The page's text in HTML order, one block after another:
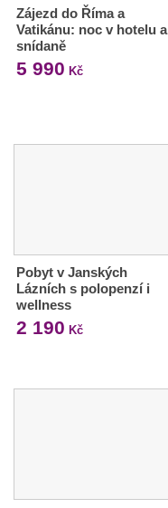
Zájezd do Říma a
Vatikánu: noc v hotelu a
snídaně
5 990 Kč
Pobyt v Janských
Lázních s polopenzí i
wellness
2 190 Kč